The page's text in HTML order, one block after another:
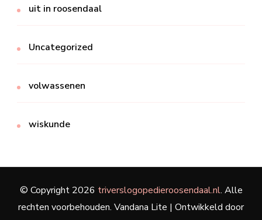
uit in roosendaal
Uncategorized
volwassenen
wiskunde
© Copyright 2026 triverslogopedieroosendaal.nl. Alle
rechten voorbehouden. Vandana Lite | Ontwikkeld door